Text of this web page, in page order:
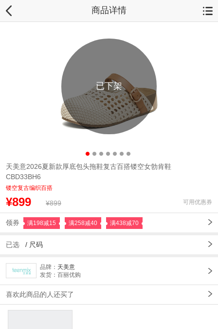
商品详情
已下架
天美意2026夏新款厚底包头拖鞋复古百搭镂空女勃肯鞋
CBD33BH6
镂空复古编织百搭
¥899 ¥899 可用优惠券
领券 满198减15 满258减40 满438减70
已选 / 尺码
品牌： 天美意
发货：百丽优购
喜欢此商品的人还买了